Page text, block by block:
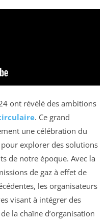
ont révélé des ambitions
. Ce grand
une célébration du
explorer des solutions
de notre époque. Avec la
de gaz à effet de
les organisateurs
visant à intégrer des
la chaîne d’organisation